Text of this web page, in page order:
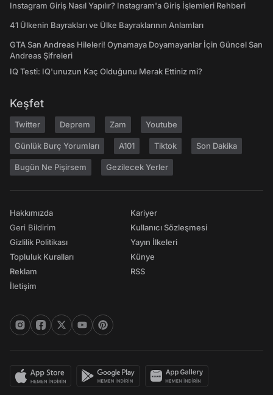
Instagram Giriş Nasıl Yapılır? Instagram'a Giriş İşlemleri Rehberi
41 Ülkenin Bayrakları ve Ülke Bayraklarının Anlamları
GTA San Andreas Hileleri! Oynamaya Doyamayanlar İçin Güncel San
Andreas Şifreleri
IQ Testi: IQ'unuzun Kaç Olduğunu Merak Ettiniz mi?
Keşfet
Twitter Deprem Zam Youtube
Günlük Burç Yorumları A101 Tiktok Son Dakika
Bugün Ne Pişirsem Gezilecek Yerler
Hakkımızda
Geri Bildirim
Gizlilik Politikası
Topluluk Kuralları
Reklam
İletişim
Kariyer
Kullanıcı Sözleşmesi
Yayın İlkeleri
Künye
RSS